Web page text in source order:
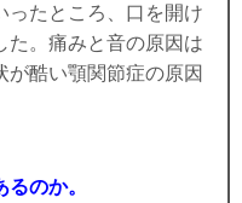
ったところ、口を開け
た。痛みと音の原因は
酷い顎関節症の原因
のか。